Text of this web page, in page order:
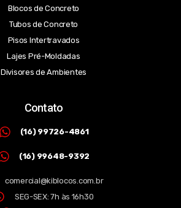
Blocos de Concreto
Tubos de Concreto
Pisos Intertravados
Lajes Pré-Moldadas
Divisores de Ambientes
Contato
(16) 99726-4861
(16) 99648-9392
comercial@kiblocos.com.br
SEG-SEX: 7h às 16h30